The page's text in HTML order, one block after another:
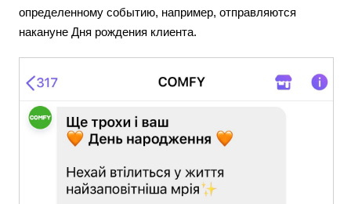
определенному событию, например, отправляются
накануне Дня рождения клиента.